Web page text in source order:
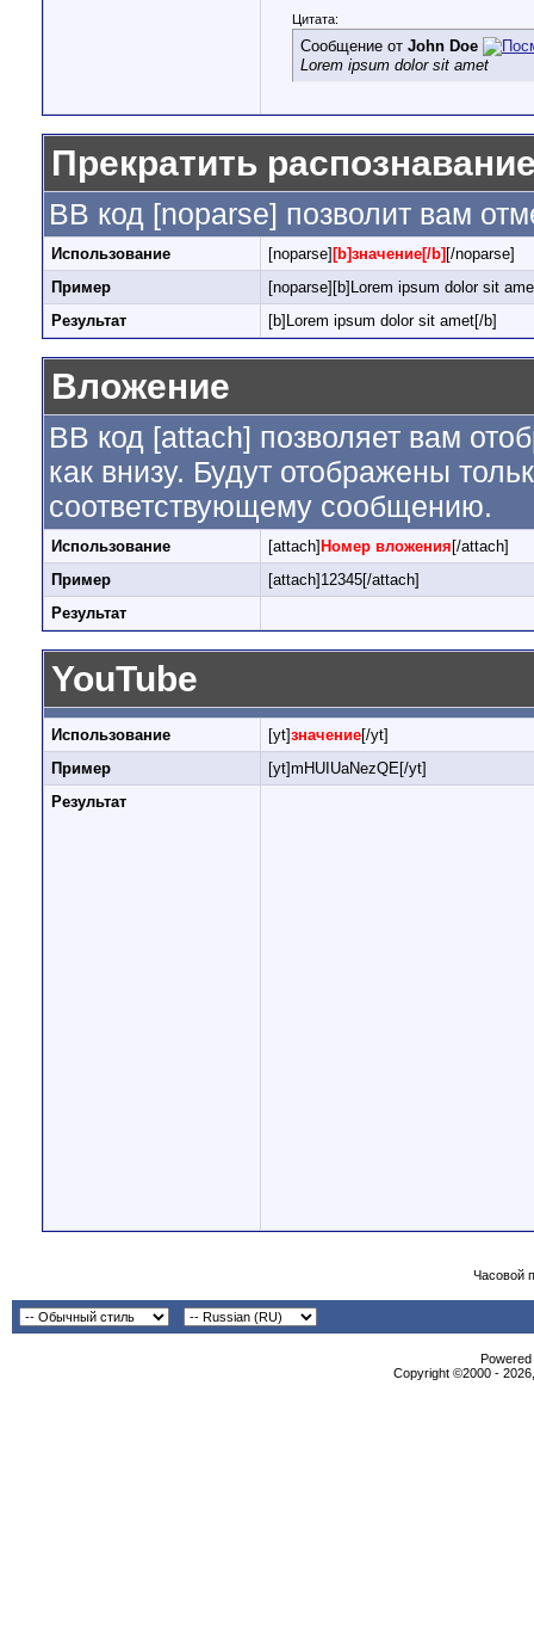
Цитата:
Сообщение от John Doe
Lorem ipsum dolor sit amet
Прекратить
BB код [noparse] позволит вам
Использование [noparse] [b]значение[/b] [/noparse]
Пример
[noparse][b]Lorem ipsum dolor sit
Результат
[b]Lorem ipsum dolor sit amet[/b]
Вложение
BB код [attach] позволяет вам
как внизу. Будут отображены
соответствующему сообщению.
Использование [attach] Номер вложения [/attach]
Пример
[attach]12345[/attach]
Результат
YouTube
Использование [yt]значение[/yt]
Пример
[yt]mHUIUaNezQE[/yt]
Результат
Часовой
Copyright ©2000 -